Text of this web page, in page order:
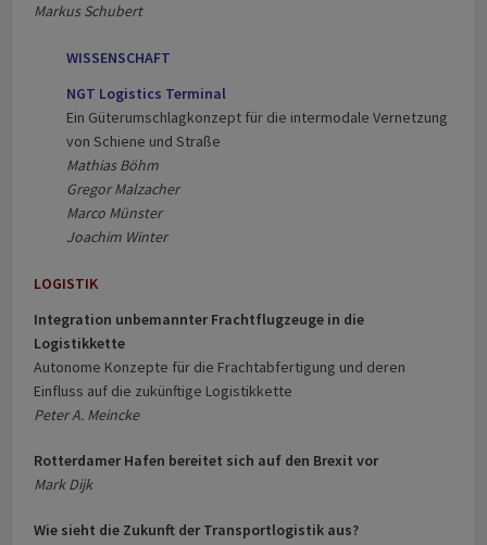
Markus Schubert
WISSENSCHAFT
NGT Logistics Terminal
Ein Güterumschlagkonzept für die intermodale Vernetzung
von Schiene und Straße
Mathias Böhm
Gregor Malzacher
Marco Münster
Joachim Winter
LOGISTIK
Integration unbemannter Frachtflugzeuge in die
Logistikkette
Autonome Konzepte für die Frachtabfertigung und deren
Einfluss auf die zukünftige Logistikkette
Peter A. Meincke
Rotterdamer Hafen bereitet sich auf den Brexit vor
Mark Dijk
Wie sieht die Zukunft der Transportlogistik aus?